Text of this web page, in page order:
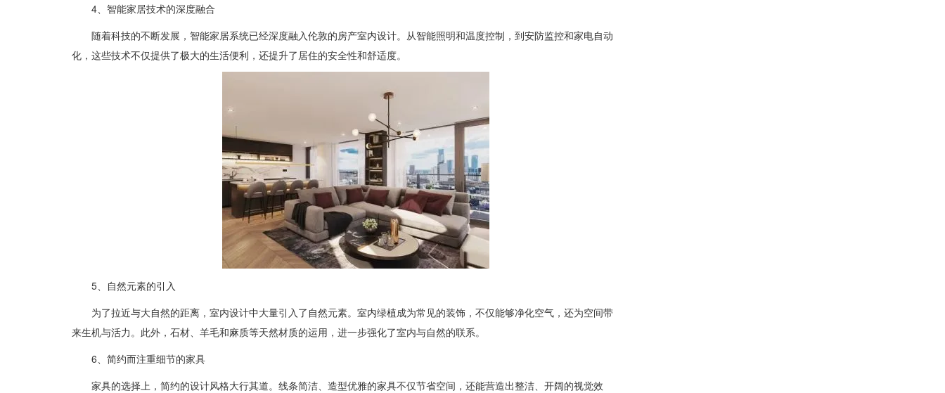
4、智能家居技术的深度融合
随着科技的不断发展，智能家居系统已经深度融入伦敦的房产室内设计。从智能照明和温度控制，到安防监控和家电自动
化，这些技术不仅提供了极大的生活便利，还提升了居住的安全性和舒适度。
5、自然元素的引入
为了拉近与大自然的距离，室内设计中大量引入了自然元素。室内绿植成为常见的装饰，不仅能够净化空气，还为空间带
来生机与活力。此外，石材、羊毛和麻质等天然材质的运用，进一步强化了室内与自然的联系。
6、简约而注重细节的家具
家具的选择上，简约的设计风格大行其道。线条简洁、造型优雅的家具不仅节省空间，还能营造出整洁、开阔的视觉效